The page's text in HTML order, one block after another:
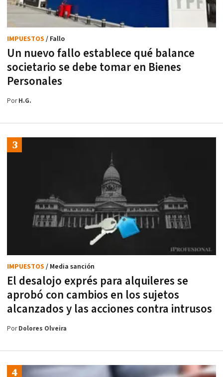
Un nuevo fallo establece qué balance
societario se debe tomar en Bienes
Personales
IMPUESTOS / Fallo
PorH.G.
El desalojo exprés para alquileres se
aprobó con cambios en los sujetos
alcanzados y las acciones contra intrusos
IMPUESTOS / Media sanción
PorDolores Olveira